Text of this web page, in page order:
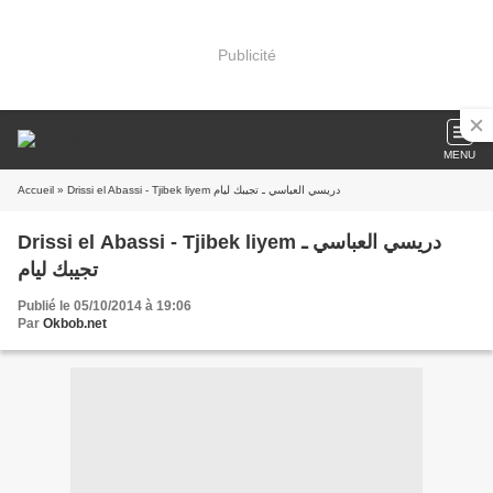
Publicité
MENU
Accueil » Drissi el Abassi - Tjibek liyem دريسي العباسي ـ تجيبك ليام
Drissi el Abassi - Tjibek liyem دريسي العباسي ـ
تجيبك ليام
Publié le 05/10/2014 à 19:06
Par Okbob.net